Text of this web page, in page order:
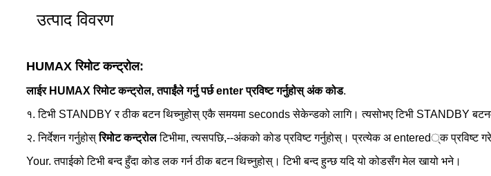
उत्पाद विवरण
HUMAX रिमोट कन्ट्रोल:
लाईर HUMAX रिमोट कन्ट्रोल, तपाईंले गर्नु पर्छenter प्रविष्ट गर्नुहोस् अंक कोड.
१. टिभी STANDBY र ठीक बटन थिच्नुहोस् एकै समयमा seconds सेकेन्डको लागि। त्यसोभए टिभी STANDBY
२. निर्देशन गर्नुहोस्रिमोट कन्ट्रोलटिभीमा, त्यसपछि,--अंकको कोड प्रविष्ट गर्नुहोस्। प्रत्येक अ entered्क प्रविष्ट
Your. तपाईको टिभी बन्द हुँदा कोड लक गर्न ठीक बटन थिच्नुहोस्। टिभी बन्द हुन्छ यदि यो कोडसँग मेल खायो भने।